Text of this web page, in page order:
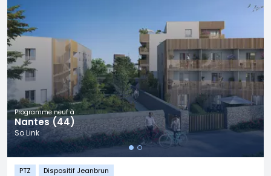
Programme neuf à
Nantes (44)
So Link
PTZ Dispositif Jeanbrun